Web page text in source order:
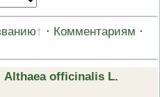
ПРОВЕРОЧНЫЙ ЛИСТ,
ОСУЩЕСТВЛЕНИИ
ГОСУДАРСТВЕННОГО
ИСПОЛЬЗОВАНИЯ ООПТ
ФЕДЕРАЛЬНОГО ЗНАЧЕНИЯ
· Комментариям ·
Althaea officinalis L.